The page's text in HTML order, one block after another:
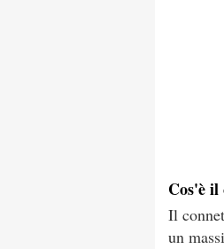
Cos'è
Il
un